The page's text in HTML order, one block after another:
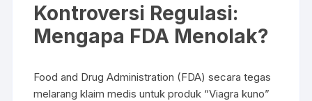
Kontroversi Regulasi:
Mengapa FDA Menolak?
Food and Drug Administration (FDA) secara tegas
melarang klaim medis untuk produk “Viagra kuno”